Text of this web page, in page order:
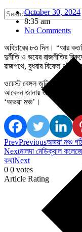
October 30, 2024
8:35 am
No Comments
অবিচারের ৮৩ দিন। “আর
দুর্নীতি ও ভয়ের রাজনীতির
রাজপথে, বুধবার বিকেল ৪টার
ওয়েস্ট বেঙ্গল জুনিয়ার ডক্টরস
আবেদন জানায় জয়েন্ট
‘অভয়া মঞ্চ’।
PrevPreviousঅভয়া মঞ্চ
Nextমালদা মেডিক্যাল
কথাNext
0 0 votes
Article Rating